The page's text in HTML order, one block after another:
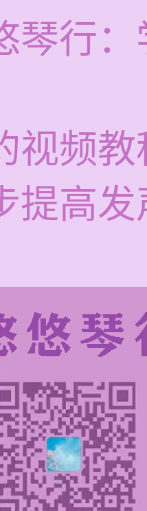
琴行
视频
提高